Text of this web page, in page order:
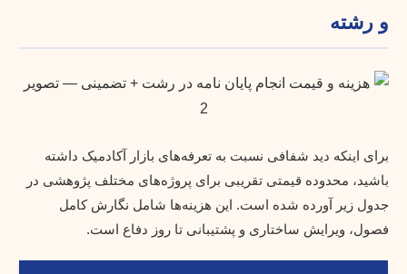
و رشته
برای اینکه دید شفافی نسبت به تعرفه‌های بازار آکادمیک داشته
باشید، محدوده قیمتی تقریبی برای پروژه‌های مختلف پژوهشی در
جدول زیر آورده شده است. این هزینه‌ها شامل نگارش کامل
فصول، ویرایش ساختاری و پشتیبانی تا روز دفاع است.